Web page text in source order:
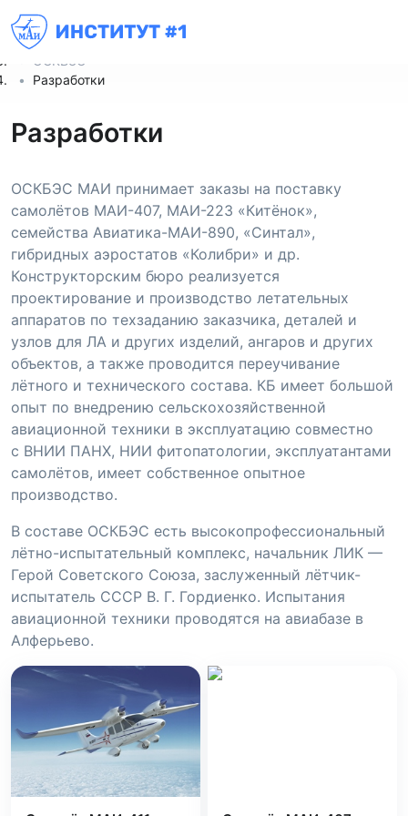
Институт № 1
Научные центры и лаборатории
ОСКБЭС
Разработки
Разработки
ОСКБЭС МАИ принимает заказы на поставку
самолётов МАИ-407, МАИ-223 «Китёнок»,
семейства Авиатика-МАИ-890, «Синтал»,
гибридных аэростатов «Колибри» и др.
Конструкторским бюро реализуется
проектирование и производство летательных
аппаратов по техзаданию заказчика, деталей и
узлов для ЛА и других изделий, ангаров и других
объектов, а также проводится переучивание
лётного и технического состава. КБ имеет большой
опыт по внедрению сельскохозяйственной
авиационной техники в эксплуатацию совместно
с ВНИИ ПАНХ, НИИ фитопатологии, эксплуатантами
самолётов, имеет собственное опытное
производство.
В составе ОСКБЭС есть высокопрофессиональный
лётно-испытательный комплекс, начальник ЛИК —
Герой Советского Союза, заслуженный лётчик-
испытатель СССР В. Г. Гордиенко. Испытания
авиационной техники проводятся на авиабазе в
Алферьево.